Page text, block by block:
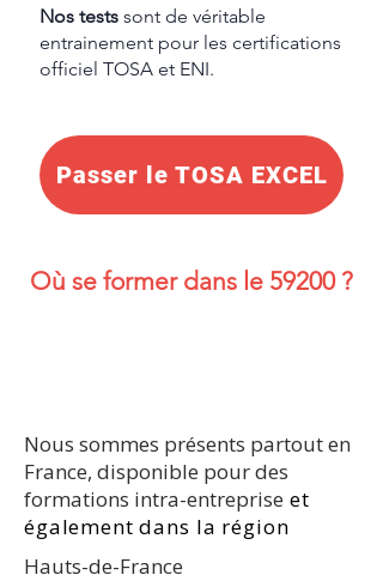
Nos tests sont de véritable
entrainement pour les certifications
officiel TOSA et ENI.
Passer le TOSA EXCEL
Où se former dans le 59200 ?
Nous sommes présents partout en
France, disponible pour des
formations intra-entreprise et
également dans la région
Hauts-de-France